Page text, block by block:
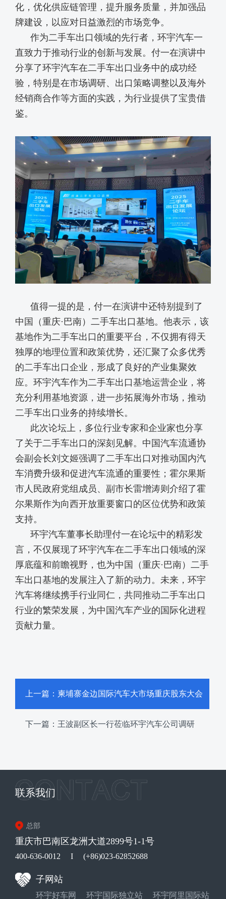
化，优化供应链管理，提升服务质量，并加强品
牌建设，以应对日益激烈的市场竞争。
作为二手车出口领域的先行者，环宇汽车一
直致力于推动行业的创新与发展。付一在演讲中
分享了环宇汽车在二手车出口业务中的成功经
验，特别是在市场调研、出口策略调整以及海外
经销商合作等方面的实践，为行业提供了宝贵借
鉴。
值得一提的是，付一在演讲中还特别提到了
中国（重庆·巴南）二手车出口基地。他表示，该
基地作为二手车出口的重要平台，不仅拥有得天
独厚的地理位置和政策优势，还汇聚了众多优秀
的二手车出口企业，形成了良好的产业集聚效
应。环宇汽车作为二手车出口基地运营企业，将
充分利用基地资源，进一步拓展海外市场，推动
二手车出口业务的持续增长。
此次论坛上，多位行业专家和企业家也分享
了关于二手车出口的深刻见解。中国汽车流通协
会副会长刘文姬强调了二手车出口对推动国内汽
车消费升级和促进汽车流通的重要性；霍尔果斯
市人民政府党组成员、副市长雷增涛则介绍了霍
尔果斯作为向西开放重要窗口的区位优势和政策
支持。
环宇汽车董事长助理付一在论坛中的精彩发
言，不仅展现了环宇汽车在二手车出口领域的深
厚底蕴和前瞻视野，也为中国（重庆·巴南）二手
车出口基地的发展注入了新的动力。未来，环宇
汽车将继续携手行业同仁，共同推动二手车出口
行业的繁荣发展，为中国汽车产业的国际化进程
贡献力量。
上一篇：柬埔寨金边国际汽车大市场重庆股东大会
聚焦项目推进
下一篇：王波副区长一行莅临环宇汽车公司调研
联系我们
总部
重庆市巴南区龙洲大道2899号1-1号
400-636-0012 I (+86)023-62852688
子网站
环宇好车网 环宇国际独立站 环宇阿里国际站